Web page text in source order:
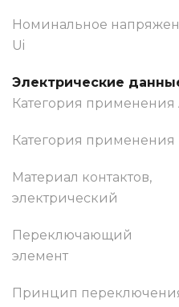
Номинальное
Ui
Электрические
Категория применения
Категория применения
Материал контактов,
электрический
Переключающий
элемент
Принцип